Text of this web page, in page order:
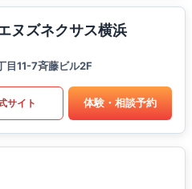
ヌズネクサス横浜
目11-7斉藤ビル2F
サイト 体験・相談予約